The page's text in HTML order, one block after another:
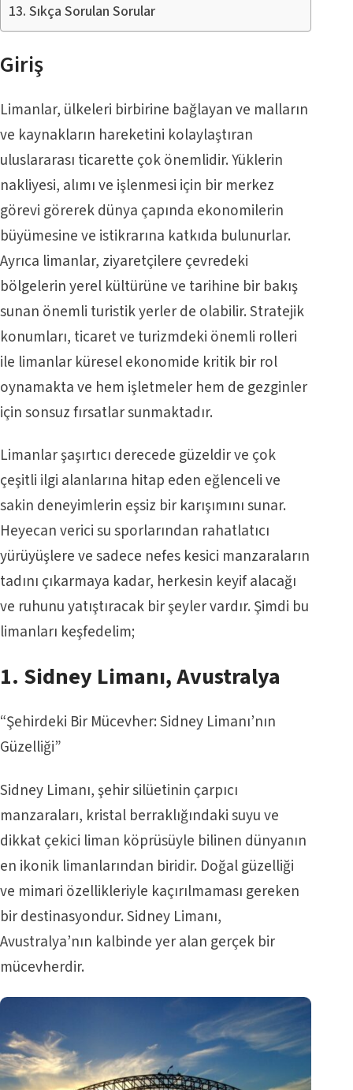
Sıkça Sorulan Sorular
Giriş
Limanlar, ülkeleri birbirine bağlayan ve malların
ve kaynakların hareketini kolaylaştıran
uluslararası ticarette çok önemlidir. Yüklerin
nakliyesi, alımı ve işlenmesi için bir merkez
görevi görerek dünya çapında ekonomilerin
büyümesine ve istikrarına katkıda bulunurlar.
Ayrıca limanlar, ziyaretçilere çevredeki
bölgelerin yerel kültürüne ve tarihine bir bakış
sunan önemli turistik yerler de olabilir. Stratejik
konumları, ticaret ve turizmdeki önemli rolleri
ile limanlar küresel ekonomide kritik bir rol
oynamakta ve hem işletmeler hem de gezginler
için sonsuz fırsatlar sunmaktadır.
Limanlar şaşırtıcı derecede güzeldir ve çok
çeşitli ilgi alanlarına hitap eden eğlenceli ve
sakin deneyimlerin eşsiz bir karışımını sunar.
Heyecan verici su sporlarından rahatlatıcı
yürüyüşlere ve sadece nefes kesici manzaraların
tadını çıkarmaya kadar, herkesin keyif alacağı
ve ruhunu yatıştıracak bir şeyler vardır. Şimdi bu
limanları keşfedelim;
1. Sidney Limanı, Avustralya
“Şehirdeki Bir Mücevher: Sidney Limanı’nın
Güzelliği”
Sidney Limanı, şehir silüetinin çarpıcı
manzaraları, kristal berraklığındaki suyu ve
dikkat çekici liman köprüsüyle bilinen dünyanın
en ikonik limanlarından biridir. Doğal güzelliği
ve mimari özellikleriyle kaçırılmaması gereken
bir destinasyondur. Sidney Limanı,
Avustralya’nın kalbinde yer alan gerçek bir
mücevherdir.